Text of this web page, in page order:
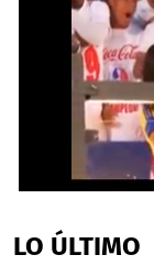
of
3
LO ÚLTIMO